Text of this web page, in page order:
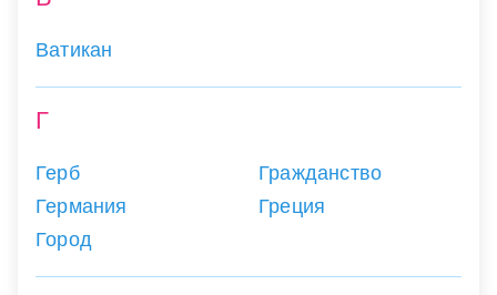
Ватикан
Г
Герб
Германия
Город
Гражданство
Греция